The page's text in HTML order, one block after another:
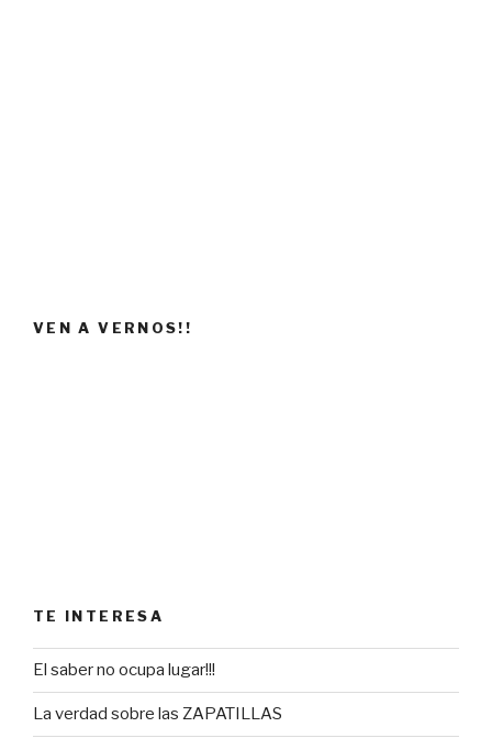
VEN A VERNOS!!
TE INTERESA
El saber no ocupa lugar!!!
La verdad sobre las ZAPATILLAS